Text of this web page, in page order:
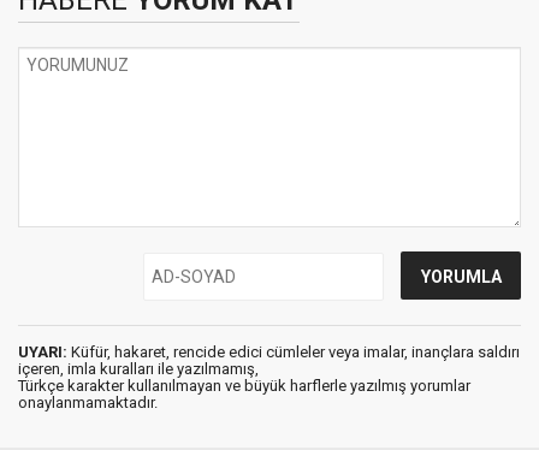
UYARI: Küfür, hakaret, rencide edici cümleler veya imalar, inançlara saldırı
içeren, imla kuralları ile yazılmamış,
Türkçe karakter kullanılmayan ve büyük harflerle yazılmış yorumlar
onaylanmamaktadır.